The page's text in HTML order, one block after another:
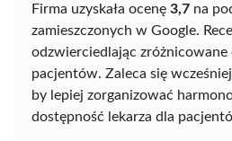
Firma uzyskała ocenę 3,7 na
zamieszczonych w Google.
odzwierciedlając zróżnicowane
pacjentów. Zaleca się
by lepiej zorganizować
dostępność lekarza dla